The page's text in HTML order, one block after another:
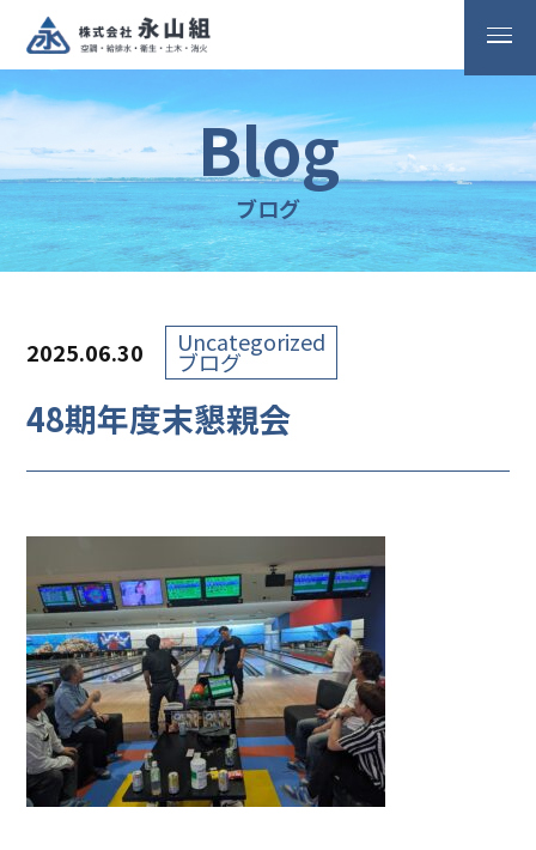
Blog
ブログ
48期年度末懇親会
2025.06.30 Uncategorized
ブログ